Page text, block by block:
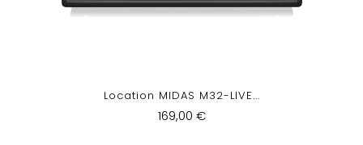
Location MIDAS M32-LIVE...
169,00 €